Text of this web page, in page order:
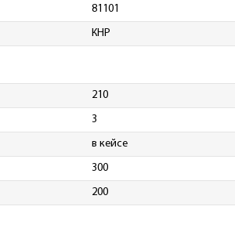
81101
КНР
210
3
в кейсе
300
200